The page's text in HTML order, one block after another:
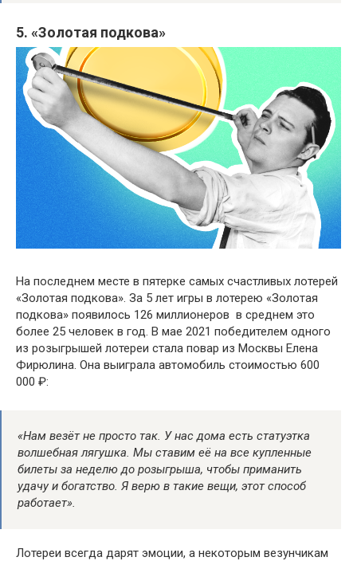
5. «Золотая подкова»
На последнем месте в пятерке самых счастливых лотерей
«Золотая подкова». За 5 лет игры в лотерею «Золотая
подкова» появилось 126 миллионеров  в среднем это
более 25 человек в год. В мае 2021 победителем одного
из розыгрышей лотереи стала повар из Москвы Елена
Фирюлина. Она выиграла автомобиль стоимостью 600
000 ₽:
«Нам везёт не просто так. У нас дома есть статуэтка 
волшебная лягушка. Мы ставим её на все купленные
билеты за неделю до розыгрыша, чтобы приманить
удачу и богатство. Я верю в такие вещи, этот способ
работает».
Лотереи всегда дарят эмоции, а некоторым везунчикам